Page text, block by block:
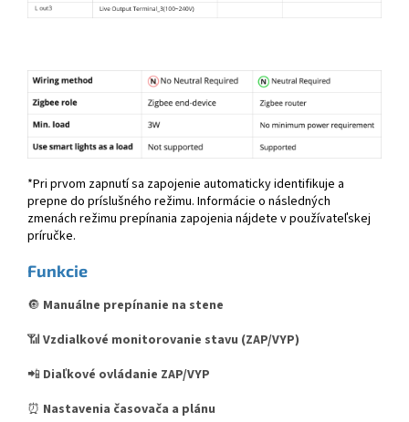
*Pri prvom zapnutí sa zapojenie automaticky identifikuje a
prepne do príslušného režimu. Informácie o následných
zmenách režimu prepínania zapojenia nájdete v používateľskej
príručke.
Funkcie
🔘 Manuálne prepínanie na stene
📶 Vzdialkové monitorovanie stavu (ZAP/VYP)
📲 Diaľkové ovládanie ZAP/VYP
⏰ Nastavenia časovača a plánu